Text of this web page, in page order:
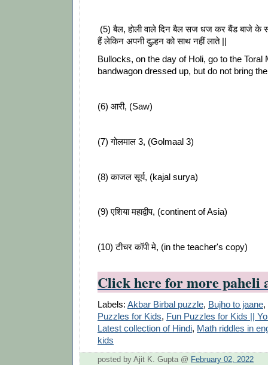
(5) बैल, होली वाले दिन बैल सज धज कर बैंड बाजे के
हैं लेकिन अपनी दुल्हन को साथ नहीं लाते ||
Bullocks, on the day of Holi, go to the Toral
bandwagon dressed up, but do not bring
(6) आरी, (Saw)
(7) गोलमाल 3, (Golmaal 3)
(8) काजल सूर्य, (kajal surya)
(9) एशिया महाद्वीप, (continent of Asia)
(10) टीचर कॉपी मे, (in the teacher's copy)
Click here for more paheli
Labels: Akbar Birbal puzzle, Bujho to jaane,
Puzzles for Kids, Fun Puzzles for Kids ||
Latest collection of Hindi, Math riddles in
kids
posted by Ajit K. Gupta @ February 02, 2022